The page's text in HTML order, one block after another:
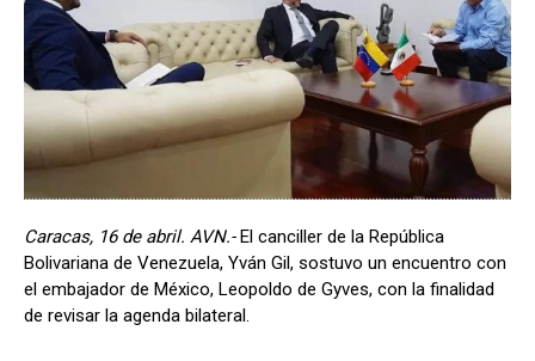
Caracas, 16 de abril. AVN.-El canciller de la República
Bolivariana de Venezuela, Yván Gil, sostuvo un encuentro con
el embajador de México, Leopoldo de Gyves, con la finalidad
de revisar la agenda bilateral.